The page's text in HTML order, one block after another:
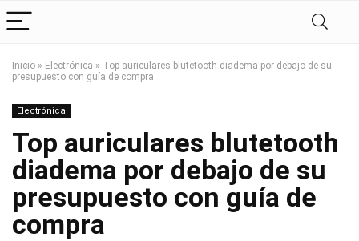
Inicio » Electrónica » Top auriculares blutetooth diadema por debajo de su
presupuesto con guía de compra
Electrónica
Top auriculares blutetooth
diadema por debajo de su
presupuesto con guía de
compra